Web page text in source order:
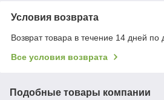
Условия возврата
Возврат товара в течение 14 дней по
Все условия возврата
Подобные товары компании